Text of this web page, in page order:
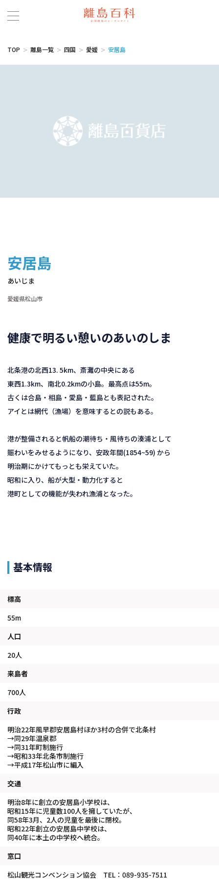
TOP 離島一覧 四国 愛媛 安居島
安居島
あいじま
愛媛県松山市
健康で明るい憩いのあいのしま
北条港の北西13. 5km、斎灘の中央にある
東西1.3km、南北0.2kmの小島。最高点は55m。
古くは合島・相島・愛島・藍島とも表記された。
アイとは網代（漁場）を意味するとの説もある。
港が整備されると帆船の潮待ち・風待ちの湊浦として
賑わいをみせるようになり、安政年間(1854~59) から
明治期にかけてもっとも栄えていた。
昭和に入り、船が大型・動力化すると
港町としての機能が失われ漁浦となった。
基本情報
標高
55m
人口
20人
来島者
700人
行政
明治22年風早郡安居島村ほか3村の合併で北条村
→同29年温泉郡
→同31年町制施行
→昭和33年北条市制施行
→平成17年松山市に編入
交通
明治8年に創立の安居島小学校は、
昭和15年に児童数100人を擁していたが、
同58年3月、2人の児童を最後に閉校。
昭和22年創立の安居島中学校は、
同40年に本土の中学校へ統合。
窓口
松山観光コンベンション協会 TEL：089-935-7511